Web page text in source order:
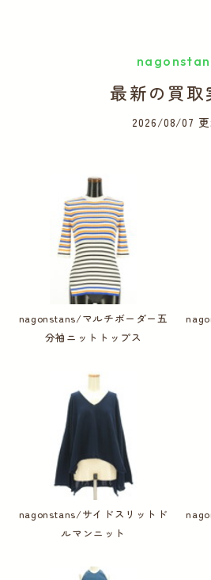
最新の買取
2026/08/07
nagonstans/マルチボーダー五
分袖ニットトップス
nagonstans/サイドスリットド
ルマンニット